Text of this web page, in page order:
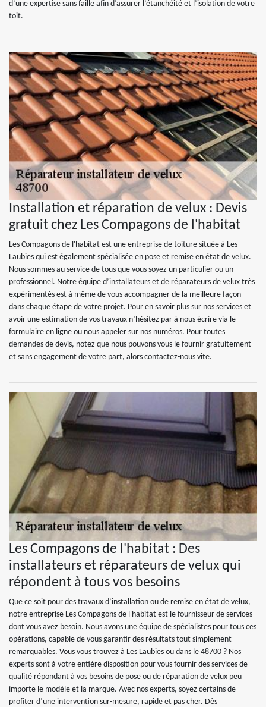
d’une expertise sans faille afin d’assurer l’étanchéité et l’isolation de votre
toit.
Installation et réparation de velux : Devis
gratuit chez Les Compagons de l'habitat
Les Compagons de l'habitat est une entreprise de toiture située à Les
Laubies qui est également spécialisée en pose et remise en état de velux.
Nous sommes au service de tous que vous soyez un particulier ou un
professionnel. Notre équipe d’installateurs et de réparateurs de velux très
expérimentés est à même de vous accompagner de la meilleure façon
dans chaque étape de votre projet. Pour en savoir plus sur nos services et
avoir une estimation de vos travaux n’hésitez par à nous écrire via le
formulaire en ligne ou nous appeler sur nos numéros. Pour toutes
demandes de devis, notez que nous pouvons vous le fournir gratuitement
et sans engagement de votre part, alors contactez-nous vite.
Les Compagons de l'habitat : Des
installateurs et réparateurs de velux qui
répondent à tous vos besoins
Que ce soit pour des travaux d’installation ou de remise en état de velux,
notre entreprise Les Compagons de l'habitat est le fournisseur de services
dont vous avez besoin. Nous avons une équipe de spécialistes pour tous ces
opérations, capable de vous garantir des résultats tout simplement
remarquables. Vous vous trouvez à Les Laubies ou dans le 48700 ? Nos
experts sont à votre entière disposition pour vous fournir des services de
qualité répondant à vos besoins de pose ou de réparation de velux peu
importe le modèle et la marque. Avec nos experts, soyez certains de
profiter d’une intervention sur-mesure, rapide et pas cher. Dès